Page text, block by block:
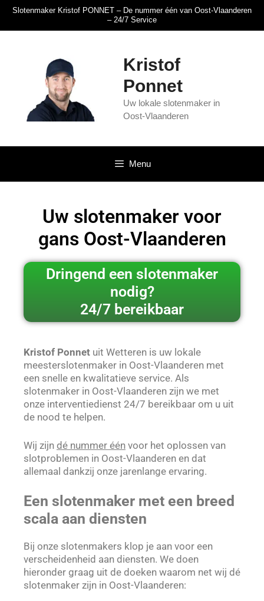
Slotenmaker Kristof PONNET – De nummer één van Oost-Vlaanderen
– 24/7 Service
Kristof
Ponnet
Uw lokale slotenmaker in
Oost-Vlaanderen
Menu
Uw slotenmaker voor
gans Oost-Vlaanderen
Dringend een slotenmaker
nodig?
24/7 bereikbaar
Kristof Ponnet uit Wetteren is uw lokale
meesterslotenmaker in Oost-Vlaanderen met
een snelle en kwalitatieve service. Als
slotenmaker in Oost-Vlaanderen zijn we met
onze interventiedienst 24/7 bereikbaar om u uit
de nood te helpen.
Wij zijn dé nummer één voor het oplossen van
slotproblemen in Oost-Vlaanderen en dat
allemaal dankzij onze jarenlange ervaring.
Een slotenmaker met een breed
scala aan diensten
Bij onze slotenmakers klop je aan voor een
verscheidenheid aan diensten. We doen
hieronder graag uit de doeken waarom net wij dé
slotenmaker zijn in Oost-Vlaanderen: